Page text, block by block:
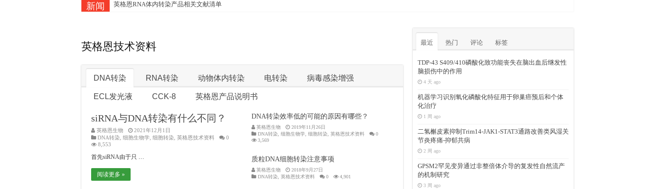
新闻 英格恩RNA体内转染产品相关文献清单
英格恩DNA体内转染产品相关文献
英格恩技术资料
DNA转染 RNA转染 动物体内转染 电转染 病毒感染增强
ECL发光液 CCK-8 英格恩产品说明书
siRNA与DNA转染有什么不同？
英格恩生物
2021年12月1日
DNA转染 细胞生物学 细胞转染 英格恩技术资料
0
8,553
首先siRNA由于只 …
阅读更多 »
DNA转染效率低的可能的原因有哪些？
英格恩生物
2019年11月26日
DNA转染, 细胞生物学, 细胞转染, 英格恩技术资料
0
3,569
质粒DNA细胞转染注意事项
英格恩生物
2018年9月27日
DNA转染, 英格恩技术资料 0 4,901
最近 热门 评论 标签
TDP-43 S409/410磷酸化致功能丧失在脑出血后继发性
脑损伤中的作用
4 天 ago
机器学习识别氧化磷酸化特征用于卵巢癌预后和个体
化治疗
1 周 ago
二氢槲皮素抑制Trim14-JAK1-STAT3通路改善类风湿关
节炎疼痛-抑郁共病
2 周 ago
GPSM2罕见变异通过非整倍体介导的复发性自然流产
的机制研究
3 周 ago